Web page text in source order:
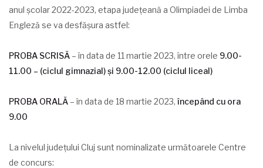
anul școlar 2022-2023, etapa județeană a Olimpiadei de Limba
Engleză se va desfășura astfel:
PROBA SCRISĂ – în data de 11 martie 2023, între orele 9.00-
11.00 – (ciclul gimnazial) și 9.00-12.00 (ciclul liceal)
PROBA ORALĂ – în data de 18 martie 2023,începând cu ora
9.00
La nivelul județului Cluj sunt nominalizate următoarele Centre
de concurs: